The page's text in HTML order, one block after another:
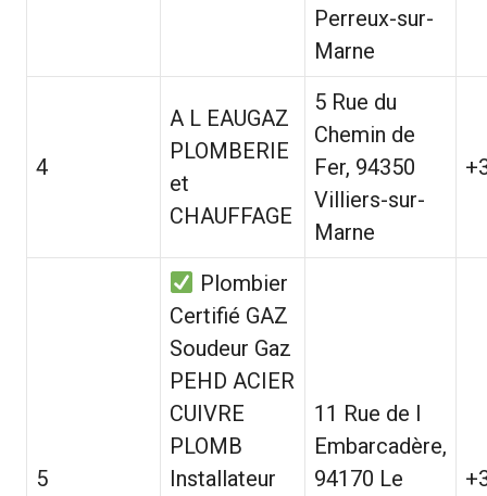
Perreux-sur-
Marne
4
A L EAUGAZ
PLOMBERIE
et
CHAUFFAGE
5 Rue du
Chemin de
Fer, 94350
Villiers-sur-
Marne
5
Plombier
Certifié GAZ
Soudeur Gaz
PEHD ACIER
CUIVRE
PLOMB
Installateur
11 Rue de l
Embarcadère,
94170 Le